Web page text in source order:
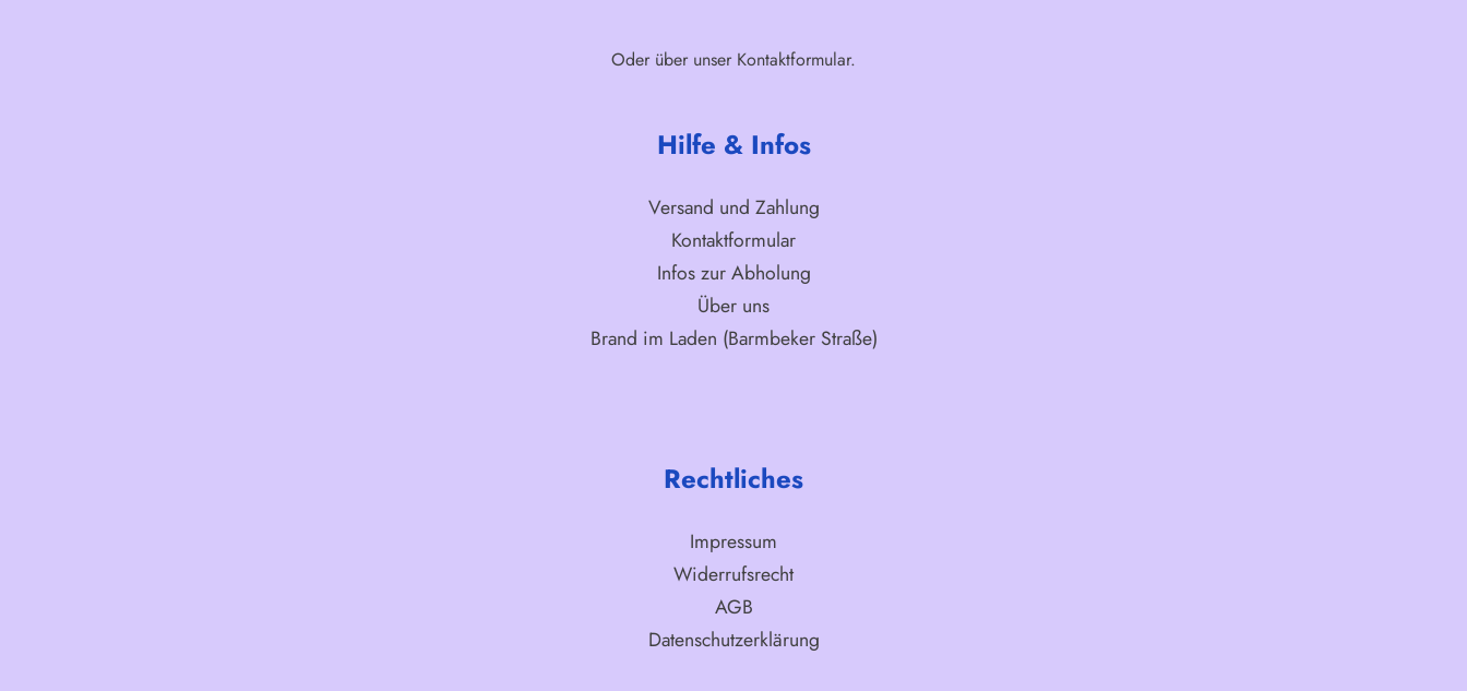
Oder über unser Kontaktformular.
Hilfe & Infos
Versand und Zahlung
Kontaktformular
Infos zur Abholung
Über uns
Brand im Laden (Barmbeker Straße)
Rechtliches
Impressum
Widerrufsrecht
AGB
Datenschutzerklärung